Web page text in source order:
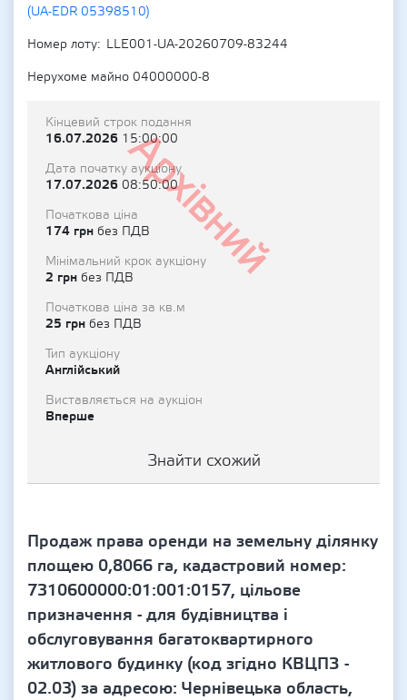
(UA-EDR 05398510)
Номер лоту
LLE001-UA-20260709-83244
Нерухоме майно 04000000-8
Архівний
Кінцевий строк подання
16.07.2026 15:00:00
Дата початку аукціону
17.07.2026 08:50:00
Початкова ціна
174 грн без ПДВ
Мінімальний крок аукціону
2 грн без ПДВ
Початкова ціна за кв.м
25 грн без ПДВ
Тип аукціону
Англійський
Виставляється на аукціон
Вперше
Знайти схожий
Продаж права оренди на земельну ділянку
площею 0,8066 га, кадастровий номер:
7310600000:01:001:0157, цільове
призначення - для будівництва і
обслуговування багатоквартирного
житлового будинку (код згідно КВЦПЗ -
02.03) за адресою: Чернівецька область,